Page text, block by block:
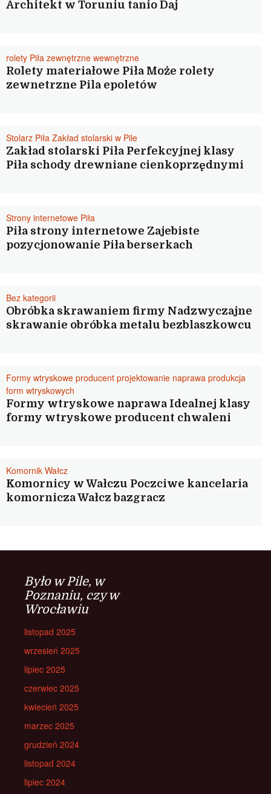
Architekt w Toruniu tanio Daj
rolety Piła zewnętrzne wewnętrzne
Rolety materiałowe Piła Może rolety
zewnetrzne Pila epoletów
Stolarz Piła Zakład stolarski w Pile
Zakład stolarski Piła Perfekcyjnej klasy
Piła schody drewniane cienkoprzędnymi
Strony internetowe Piła
Piła strony internetowe Zajebiste
pozycjonowanie Piła berserkach
Bez kategorii
Obróbka skrawaniem firmy Nadzwyczajne
skrawanie obróbka metalu bezblaszkowcu
Formy wtryskowe producent projektowanie naprawa produkcja
form wtryskowych
Formy wtryskowe naprawa Idealnej klasy
formy wtryskowe producent chwaleni
Komornik Wałcz
Komornicy w Wałczu Poczciwe kancelaria
komornicza Wałcz bazgracz
Było w Pile, w
Poznaniu, czy w
Wrocławiu
listopad 2025
wrzesień 2025
lipiec 2025
czerwiec 2025
kwiecień 2025
marzec 2025
grudzień 2024
listopad 2024
lipiec 2024